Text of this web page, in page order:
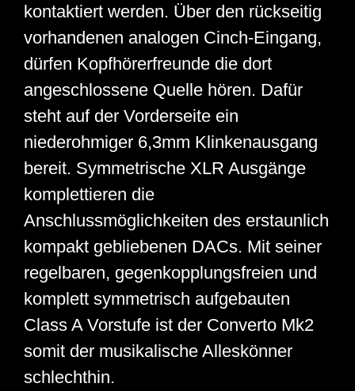
kontaktiert werden. Über den rückseitig
vorhandenen analogen Cinch-Eingang,
dürfen Kopfhörerfreunde die dort
angeschlossene Quelle hören. Dafür
steht auf der Vorderseite ein
niederohmiger 6,3mm Klinkenausgang
bereit. Symmetrische XLR Ausgänge
komplettieren die
Anschlussmöglichkeiten des erstaunlich
kompakt gebliebenen DACs. Mit seiner
regelbaren, gegenkopplungsfreien und
komplett symmetrisch aufgebauten
Class A Vorstufe ist der Converto Mk2
somit der musikalische Alleskönner
schlechthin.